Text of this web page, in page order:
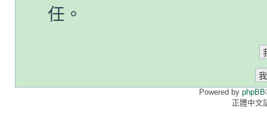
任。
Powered by phpBB
正體中文